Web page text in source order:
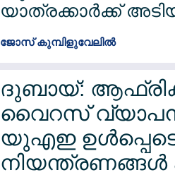
യാത്രക്കാര്‍ക്ക്
ജോസ് കുമ്പിളുവേലില്‍
ദുബായ്:
വൈറസ് വ്യാപനം
യുഎഇ
നിയന്ത്രണങ്ങള്‍